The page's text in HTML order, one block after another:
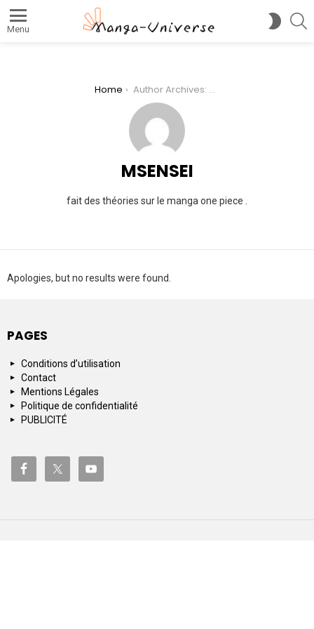
Menu
SKIN
Home Author Archives: MSensei
MSENSEI
fait des théories sur le manga one piece .
Apologies, but no results were found.
PAGES
Conditions d’utilisation
Contact
Mentions Légales
Politique de confidentialité
PUBLICITÉ